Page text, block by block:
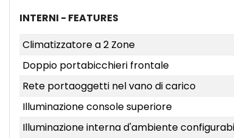
INTERNI - FEATURES
Climatizzatore a 2 Zone
Doppio portabicchieri frontale
Rete portaoggetti nel vano di carico
Illuminazione console superiore
Illuminazione interna d'ambiente